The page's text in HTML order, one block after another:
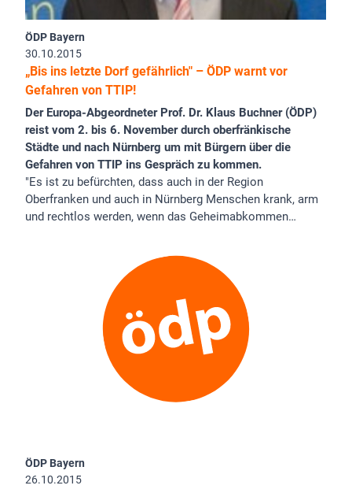
ÖDP Bayern
30.10.2015
„Bis ins letzte Dorf gefährlich" – ÖDP warnt vor
Gefahren von TTIP!
Der Europa-Abgeordneter Prof. Dr. Klaus Buchner (ÖDP)
reist vom 2. bis 6. November durch oberfränkische
Städte und nach Nürnberg um mit Bürgern über die
Gefahren von TTIP ins Gespräch zu kommen.
"Es ist zu befürchten, dass auch in der Region
Oberfranken und auch in Nürnberg Menschen krank, arm
und rechtlos werden, wenn das Geheimabkommen…
ÖDP Bayern
26.10.2015